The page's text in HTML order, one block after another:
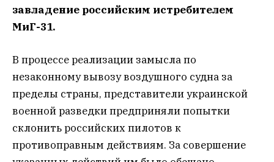
завладение российским истребителем
МиГ-31.
В процессе реализации замысла по
незаконному вывозу воздушного судна за
пределы страны, представители украинской
военной разведки предприняли попытки
склонить российских пилотов к
противоправным действиям. За совершение